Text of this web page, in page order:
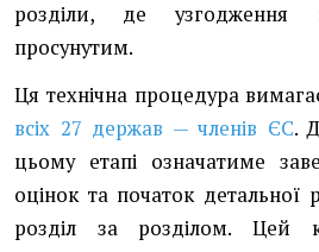
розділи, де узгодження
просунутим.
Ця технічна процедура
всіх 27 держав — членів ЄС.
цьому етапі означатиме
оцінок та початок детальної
розділ за розділом. Цей